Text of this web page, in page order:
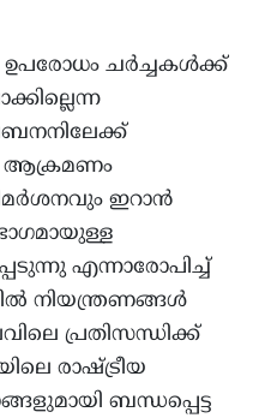
ചർച്ചകൾക്ക്
ആക്രമണം
ഇറാൻ
എന്നാരോപിച്ച്
നിയന്ത്രണങ്ങൾ
പ്രതിസന്ധിക്ക്
രാഷ്ട്രീയ
ബന്ധപ്പെട്ട